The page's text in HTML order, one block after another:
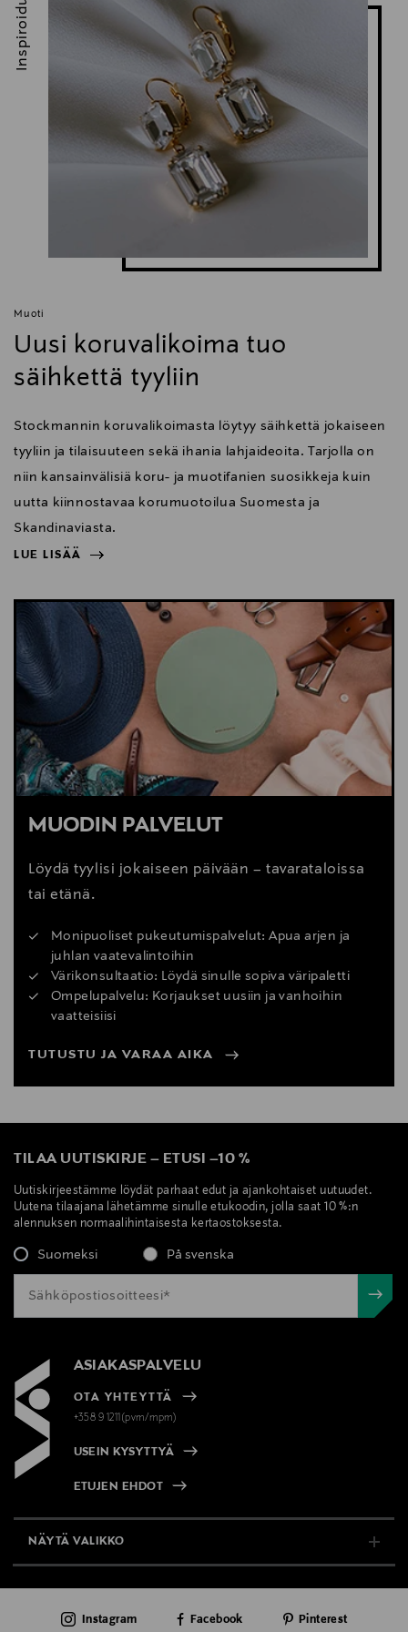
Muoti
Uusi koruvalikoima tuo
säihkettä tyyliin
Stockmannin koruvalikoimasta löytyy säihkettä jokaiseen
tyyliin ja tilaisuuteen sekä ihania lahjaideoita. Tarjolla on
niin kansainvälisiä koru- ja muotifanien suosikkeja kuin
uutta kiinnostavaa korumuotoilua Suomesta ja
Skandinaviasta.
LUE LISÄÄ
Inspiroidu
LUE LISÄÄ
MUODIN PALVELUT
Löydä tyylisi jokaiseen päivään – tavarataloissa
tai etänä.
Monipuoliset pukeutumispalvelut: Apua arjen ja
juhlan vaatevalintoihin
Värikonsultaatio: Löydä sinulle sopiva väripaletti
Ompelupalvelu: Korjaukset uusiin ja vanhoihin
vaatteisiisi
TUTUSTU JA VARAA AIKA
TILAA UUTISKIRJE – ETUSI –10 %
Uutiskirjeestämme löydät parhaat edut ja ajankohtaiset uutuudet.
Uutena tilaajana lähetämme sinulle etukoodin, jolla saat 10 %:n
alennuksen normaalihintaisesta kertaostoksesta.
Suomeksi På svenska
ASIAKASPALVELU
OTA YHTEYTTÄ
+358 9 1211(pvm/mpm)
USEIN KYSYTTYÄ
ETUJEN EHDOT
NÄYTÄ VALIKKO
AJANKOHTAISTA
Instagram Facebook Pinterest